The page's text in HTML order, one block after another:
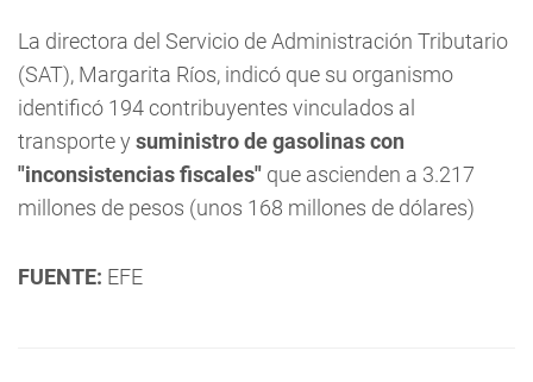
La directora del Servicio de Administración Tributario
(SAT), Margarita Ríos, indicó que su organismo
identificó 194 contribuyentes vinculados al
transporte y suministro de gasolinas con
"inconsistencias fiscales" que ascienden a 3.217
millones de pesos (unos 168 millones de dólares)
FUENTE: EFE